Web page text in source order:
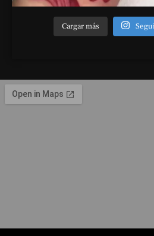
Cargar más